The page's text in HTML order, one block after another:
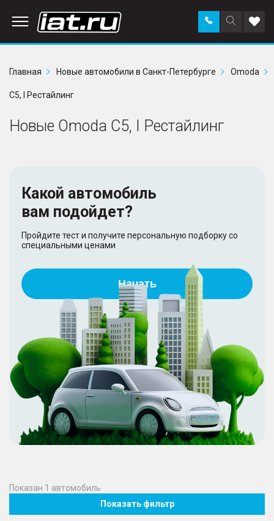
Поиск
по
Заказать
звонок в
Главная
Новые автомобили в Санкт-Петербурге Omoda
C5, I Рестайлинг
Новые Omoda C5, I Рестайлинг
Какой автомобиль
вам подойдет?
Пройдите тест и получите персональную подборку со
специальными ценами
Начать
Показан 1 автомобиль
Показать фильтр